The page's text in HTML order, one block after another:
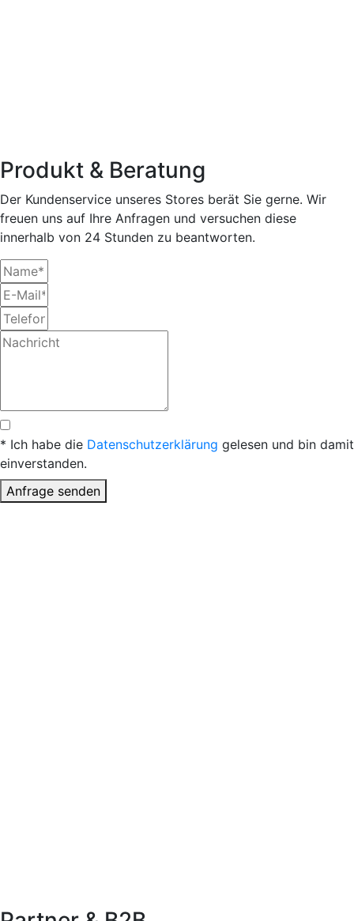
Produkt & Beratung
Der Kundenservice unseres Stores berät Sie gerne. Wir
freuen uns auf Ihre Anfragen und versuchen diese
innerhalb von 24 Stunden zu beantworten.
* Ich habe die Datenschutzerklärung gelesen und bin damit
einverstanden.
Anfrage senden